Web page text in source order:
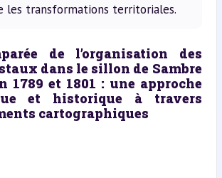
les transformations territoriales.
de l’organisation des
dans le sillon de Sambre
1789 et 1801 : une approche
et historique à travers
cartographiques